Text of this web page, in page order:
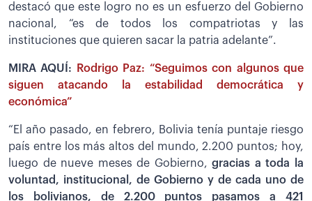
destacó que este logro no es un esfuerzo del Gobierno
nacional, “es de todos los compatriotas y las
instituciones que quieren sacar la patria adelante”.
MIRA AQUÍ:
Rodrigo Paz: “Seguimos con algunos que
siguen atacando la estabilidad democrática y
económica”
“El año pasado, en febrero, Bolivia tenía puntaje riesgo
país entre los más altos del mundo, 2.200 puntos; hoy,
luego de nueve meses de Gobierno, gracias a toda la
voluntad, institucional, de Gobierno y de cada uno de
los bolivianos, de 2.200 puntos pasamos a 421